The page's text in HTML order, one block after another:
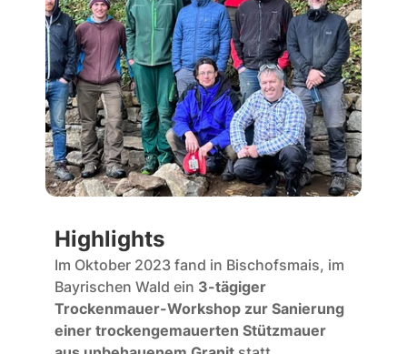
Highlights
Im Oktober 2023 fand in Bischofsmais, im
Bayrischen Wald ein 3-tägiger
Trockenmauer-Workshop zur Sanierung
einer trockengemauerten Stützmauer